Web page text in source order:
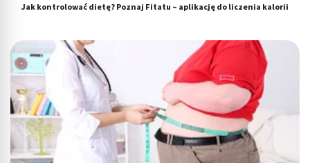
Jak kontrolować dietę? Poznaj Fitatu – aplikację do liczenia kalorii